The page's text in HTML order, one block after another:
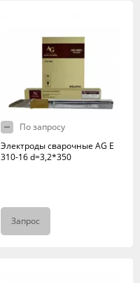
По запросу
Электроды сварочные AG E
310-16 d=3,2*350
Запрос